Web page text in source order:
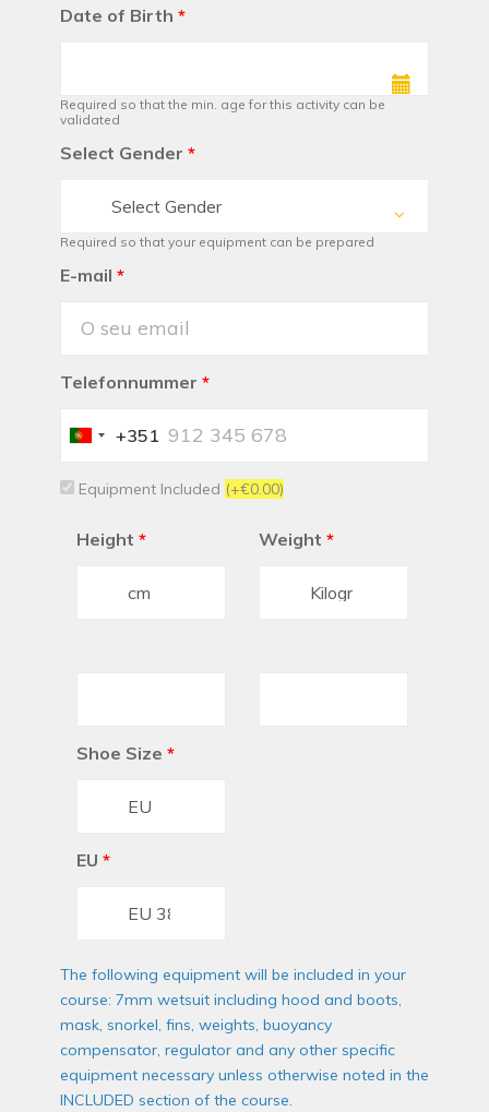
Date of Birth *
Required so that the min. age for this activity can be
validated
Select Gender *
Select Gender
Required so that your equipment can be prepared
E-mail *
Telefonnummer *
Portugal
+351
Equipment Included (+€0.00)
Height * Weight *
Shoe Size *
EU *
The following equipment will be included in your
course: 7mm wetsuit including hood and boots,
mask, snorkel, fins, weights, buoyancy
compensator, regulator and any other specific
equipment necessary unless otherwise noted in the
INCLUDED section of the course.